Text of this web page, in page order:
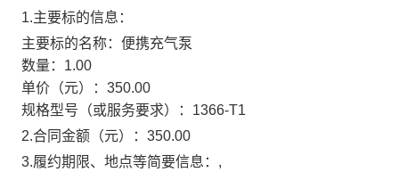
1.主要标的信息：
主要标的名称： 便携充气泵
数量： 1.00
单价（元）： 350.00
规格型号（或服务要求）： 1366-T1
2.合同金额（元）： 350.00
3.履约期限、地点等简要信息： ,